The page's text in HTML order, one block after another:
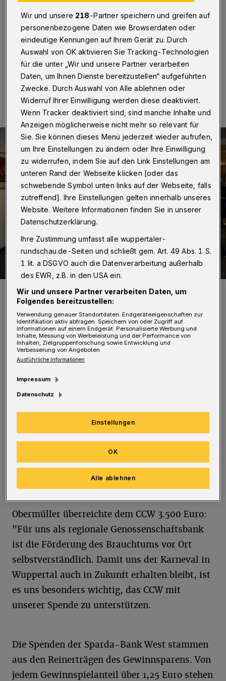
und das Carneval Comitee Wuppertal (CCW) haben
zum sechsten Mal ein karnevalistisches Prinzentreffen
in der Filiale veranstaltet.
22.02.2017 , 21:02 Uhr
Regionalleiter Swidbert Obermüller (7.v.l.), Filialleiterin Wioletta
Bonny (6.v.l.) sowie Filialleiter Thomas Hillebrand (4.v.l.)
überreichten die Spende an die Vertreter des CCW Armin Loose
(1.v.l.) und Arnhild Belde (5.v.l.) und das Prinzenpaar der Stadt
Wuppertal.
Foto: Ka. Ge. Colmar von 1990 / Nordhild Neumeyer
R egionalleiter Swidbert Obermüller und
Filialleiterin Wioletta Bonny begrüßten
mit dem CCW das Wuppertaler
Stadtprinzenpaar, das Kinderprinzenpaar der
Stadt sowie die Prinzenpaare aus Hagen,
Velbert, Solingen und Radevormwald waren
vor Ort.
Obermüller überreichte dem CCW 3.500 Euro:
"Für uns als regionale Genossenschaftsbank
ist die Förderung des Brauchtums vor Ort
selbstverständlich. Damit uns der Karneval in
Wuppertal auch in Zukunft erhalten bleibt, ist
es uns besonders wichtig, das CCW mit
unserer Spende zu unterstützen.
Die Spenden der Sparda-Bank West stammen
aus den Reinerträgen des Gewinnsparens. Von
jedem Gewinnspielanteil über 1,25 Euro stehen
Wir und unsere 218-Partner speichern und greifen auf
personenbezogene Daten wie Browserdaten oder
eindeutige Kennungen auf Ihrem Gerät zu. Durch
Auswahl von OK aktivieren Sie Tracking-Technologien
für die unter „Wir und unsere Partner verarbeiten
Daten, um Ihnen Dienste bereitzustellen“ aufgeführten
Zwecke. Durch Auswahl von Alle ablehnen oder
Widerruf Ihrer Einwilligung werden diese deaktiviert.
Wenn Tracker deaktiviert sind, sind manche Inhalte und
Anzeigen möglicherweise nicht mehr so relevant für
Sie. Sie können dieses Menü jederzeit wieder aufrufen,
um Ihre Einstellungen zu ändern oder Ihre Einwilligung
zu widerrufen, indem Sie auf den Link Einstellungen am
unteren Rand der Webseite klicken [oder das
schwebende Symbol unten links auf der Webseite, falls
zutreffend]. Ihre Einstellungen gelten innerhalb unseres
Website. Weitere Informationen finden Sie in unserer
Datenschutzerklärung.
Ihre Zustimmung umfasst alle wuppertaler-
rundschau.de-Seiten und schließt gem. Art. 49 Abs. 1 S.
1 lit. a DSGVO auch die Datenverarbeitung außerhalb
des EWR, z.B. in den USA ein.
Wir und unsere Partner verarbeiten Daten, um
Folgendes bereitzustellen:
Verwendung genauer Standortdaten. Endgeräteeigenschaften zur
Identifikation aktiv abfragen. Speichern von oder Zugriff auf
Informationen auf einem Endgerät. Personalisierte Werbung und
Inhalte, Messung von Werbeleistung und der Performance von
Inhalten, Zielgruppenforschung sowie Entwicklung und
Verbesserung von Angeboten.
Ausführliche Informationen
Impressum
Datenschutz
Einstellungen
Alle ablehnen
OK